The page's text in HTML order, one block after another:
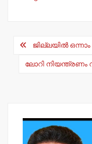
at
A
p
c
b
o
Post
navigation
ജില്ലയില്‍
ലോറി നിയന്ത്രണം